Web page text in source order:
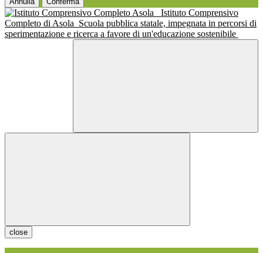
Istituto Comprensivo
Completo di Asola Scuola pubblica statale, impegnata in percorsi di
sperimentazione e ricerca a favore di un'educazione sostenibile
close